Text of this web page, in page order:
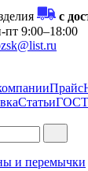
с
пт 9:00–18:00
Прайс
Статьи
и перемычки